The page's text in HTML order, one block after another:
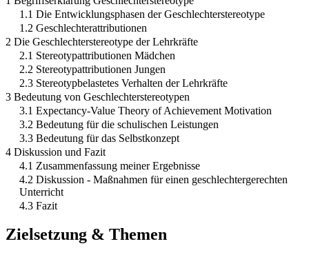
1.1 Die Entwicklungsphasen der Geschlechterstereotype
1.2 Geschlechterattributionen
2 Die Geschlechterstereotype der Lehrkräfte
2.1 Stereotypattributionen Mädchen
2.2 Stereotypattributionen Jungen
2.3 Stereotypbelastetes Verhalten der Lehrkräfte
3 Bedeutung von Geschlechterstereotypen
3.1 Expectancy-Value Theory of Achievement Motivation
3.2 Bedeutung für die schulischen Leistungen
3.3 Bedeutung für das Selbstkonzept
4 Diskussion und Fazit
4.1 Zusammenfassung meiner Ergebnisse
4.2 Diskussion - Maßnahmen für einen geschlechtergerechten
Unterricht
4.3 Fazit
Zielsetzung & Themen